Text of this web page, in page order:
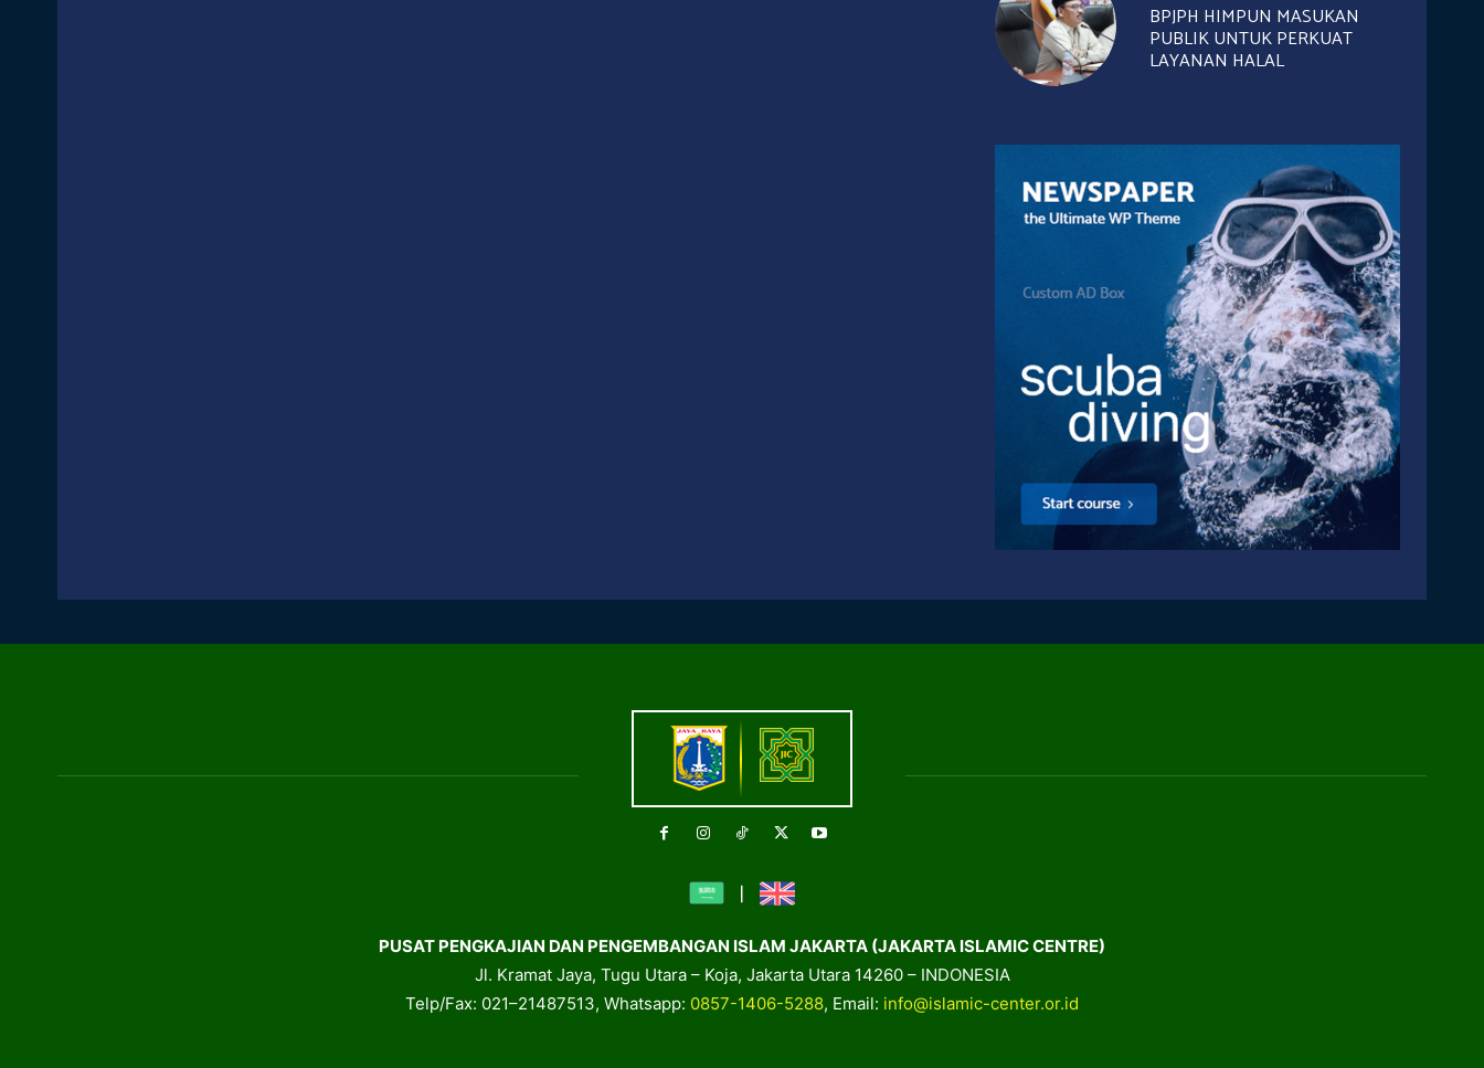
BPJPH HIMPUN MASUKAN
PUBLIK UNTUK PERKUAT
LAYANAN HALAL
PUSAT PENGKAJIAN DAN PENGEMBANGAN ISLAM JAKARTA (JAKARTA ISLAMIC CENTRE)
Jl. Kramat Jaya, Tugu Utara – Koja, Jakarta Utara 14260 – INDONESIA
Telp/Fax: 021–21487513, Whatsapp: 0857-1406-5288, Email: info@islamic-center.or.id